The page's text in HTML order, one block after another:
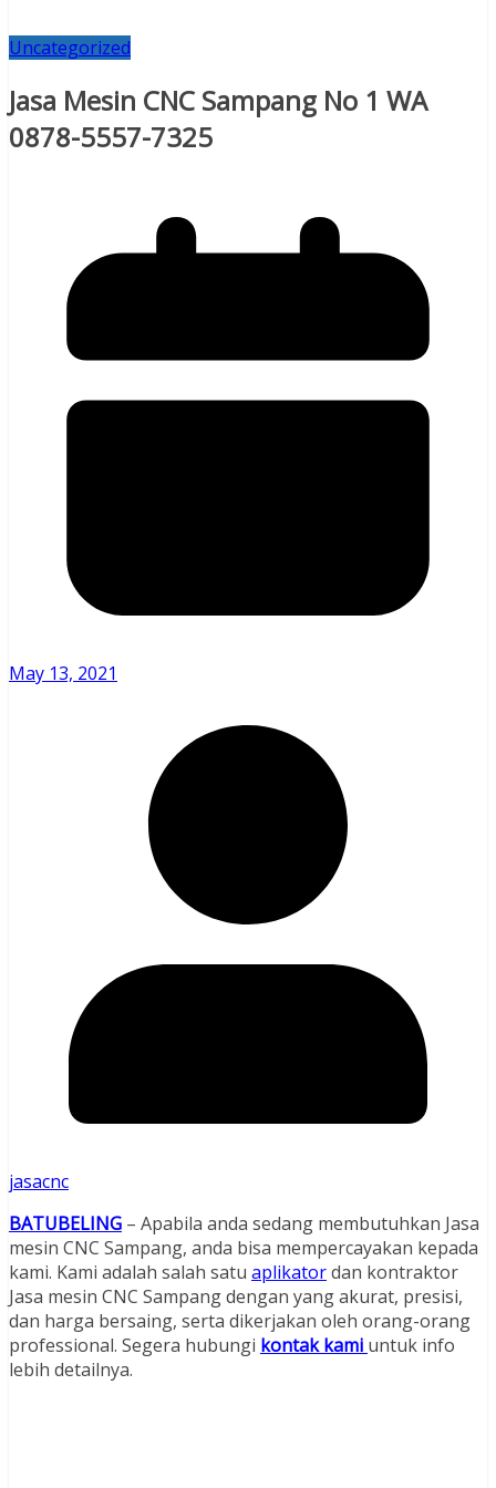
Uncategorized
Jasa Mesin CNC Sampang No 1 WA
0878-5557-7325
May 13, 2021
jasacnc
BATUBELING – Apabila anda sedang membutuhkan Jasa
mesin CNC Sampang, anda bisa mempercayakan kepada
kami. Kami adalah salah satu aplikatordan kontraktor
Jasa mesin CNC Sampang dengan yang akurat, presisi,
dan harga bersaing, serta dikerjakan oleh orang-orang
professional. Segera hubungi kontak kami untuk info
lebih detailnya.